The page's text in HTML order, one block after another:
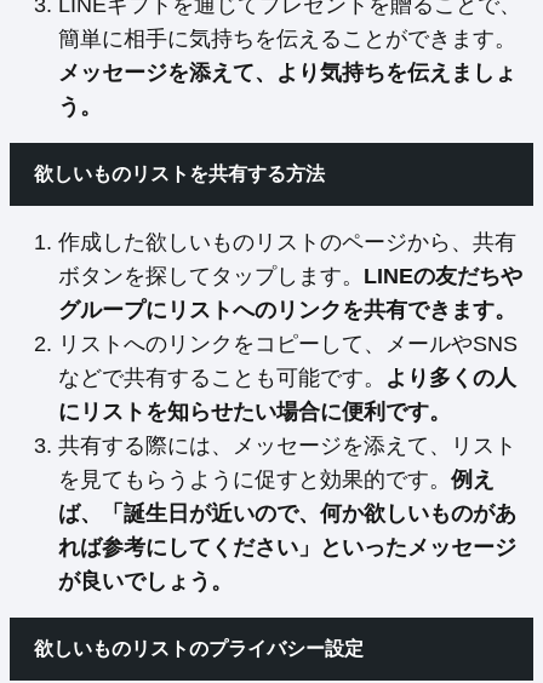
LINEギフトを通じてプレゼントを贈ることで、
簡単に相手に気持ちを伝えることができます。
メッセージを添えて、より気持ちを伝えましょ
う。
欲しいものリストを共有する方法
作成した欲しいものリストのページから、共有
ボタンを探してタップします。 LINEの友だちや
グループにリストへのリンクを共有できます。
リストへのリンクをコピーして、メールやSNS
などで共有することも可能です。 より多くの人
にリストを知らせたい場合に便利です。
共有する際には、メッセージを添えて、リスト
を見てもらうように促すと効果的です。 例え
ば、「誕生日が近いので、何か欲しいものがあ
れば参考にしてください」といったメッセージ
が良いでしょう。
欲しいものリストのプライバシー設定